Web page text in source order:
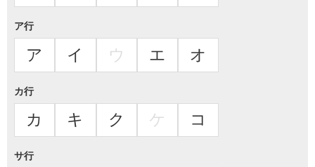
ア行
ア イ ウ エ オ
カ行
カ キ ク ケ コ
サ行